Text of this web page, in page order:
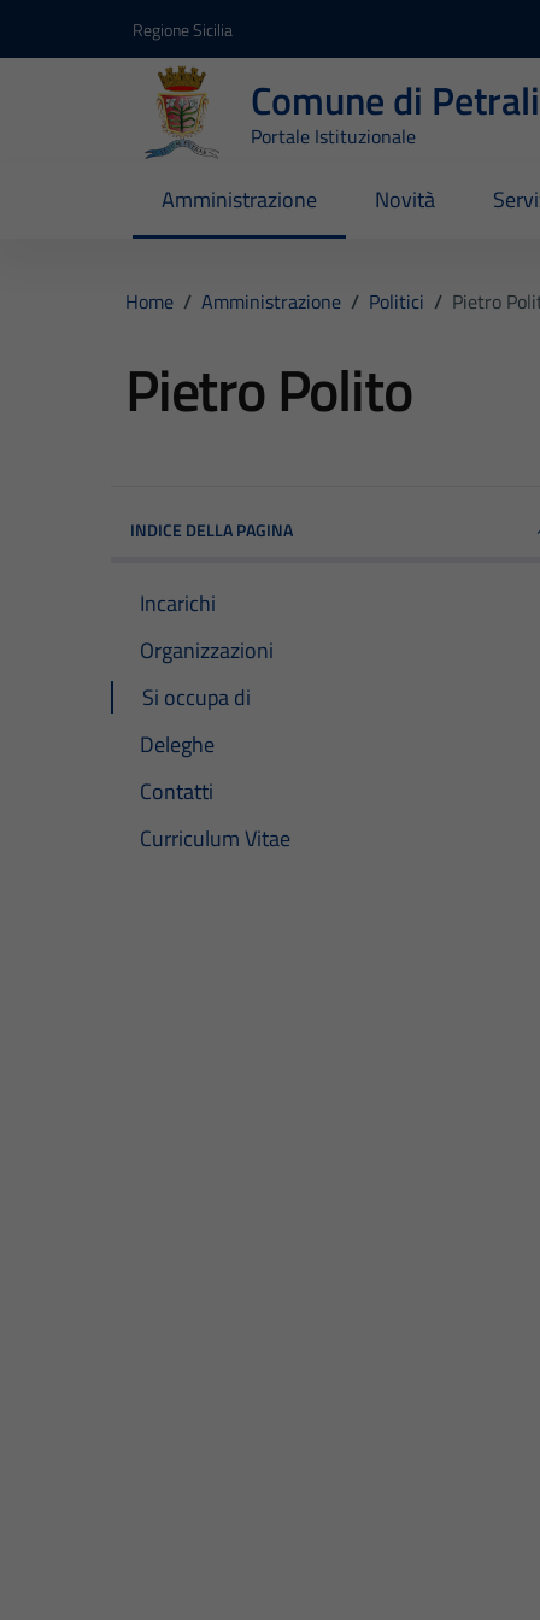
Regione Sicilia
Comune di
Portale Istituzionale
Amministrazione Novità
Home / Amministrazione / Politici / Pietro
Pietro Polito
INDICE DELLA PAGINA
Incarichi
Organizzazioni
Si occupa di
Deleghe
Contatti
Curriculum Vitae